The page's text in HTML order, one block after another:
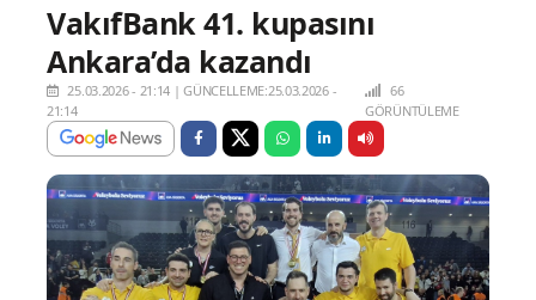
VakıfBank 41. kupasını
Ankara’da kazandı
25.03.2026 - 21:14 |GÜNCELLEME:25.03.2026 -
21:14
66
GÖRÜNTÜLEME